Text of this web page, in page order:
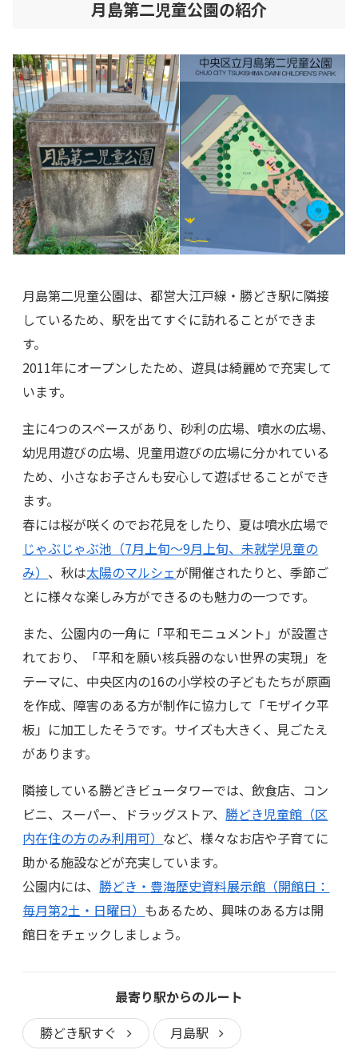
月島第二児童公園の紹介
月島第二児童公園は、都営大江戸線・勝どき駅に隣接
しているため、駅を出てすぐに訪れることができま
す。
2011年にオープンしたため、遊具は綺麗めで充実して
います。
主に4つのスペースがあり、砂利の広場、噴水の広場、
幼児用遊びの広場、児童用遊びの広場に分かれている
ため、小さなお子さんも安心して遊ばせることができ
ます。
春には桜が咲くのでお花見をしたり、夏は噴水広場で
じゃぶじゃぶ池（7月上旬～9月上旬、未就学児童の
み） 、秋は太陽のマルシェが開催されたりと、季節ご
とに様々な楽しみ方ができるのも魅力の一つです。
また、公園内の一角に「平和モニュメント」が設置さ
れており、「平和を願い核兵器のない世界の実現」を
テーマに、中央区内の16の小学校の子どもたちが原画
を作成、障害のある方が制作に協力して「モザイク平
板」に加工したそうです。サイズも大きく、見ごたえ
があります。
隣接している勝どきビュータワーでは、飲食店、コン
ビニ、スーパー、ドラッグストア、 勝どき児童館（区
内在住の方のみ利用可） など、様々なお店や子育てに
助かる施設などが充実しています。
公園内には、 勝どき・豊海歴史資料展示館（開館日：
毎月第2土・日曜日） もあるため、興味のある方は開
館日をチェックしましょう。
最寄り駅からのルート
勝どき駅すぐ
月島駅